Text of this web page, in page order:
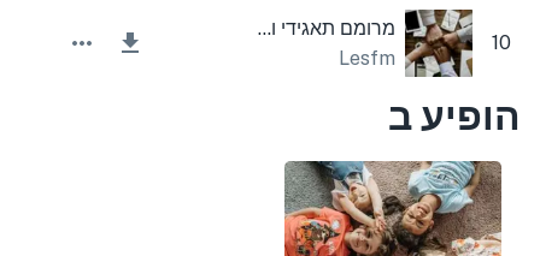
10
מרומם תאגידי ומעורר השראה
Lesfm
הופיע ב